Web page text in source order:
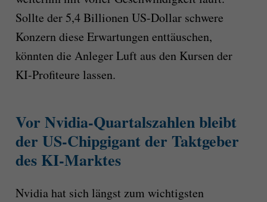
Sollte der 5,4 Billionen US-Dollar schwere
Konzern diese Erwartungen enttäuschen,
könnten die Anleger Luft aus den Kursen der
KI-Profiteure lassen.
Vor Nvidia-Quartalszahlen bleibt
der US-Chipgigant der Taktgeber
des KI-Marktes
Nvidia hat sich längst zum wichtigsten